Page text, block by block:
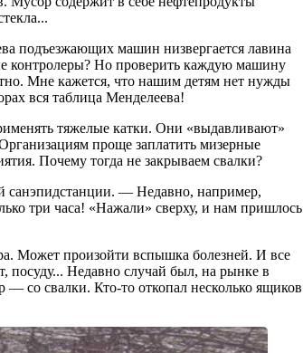
подъезжающих машин низвергается лавина
контролеры? Но проверить каждую машину
Мне кажется, что нашим детям нет нужды
вся таблица Менделеева!
тяжелые катки. Они «выдавливают»
проще заплатить мизерные
Почему тогда не закрываем свалки?
санэпидстанции. — Недавно, например,
три часа! «Нажали» сверху, и нам пришлось
Может произойти вспышка болезней. И все
посуду... Недавно случай был, на рынке в
со свалки. Кто-то откопал несколько ящиков